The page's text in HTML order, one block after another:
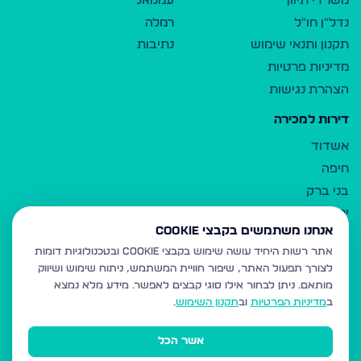
נדל"ן חו"ל
תקנון ותנאי שימוש
מדיניות פרטיות
הצהרת נגישות
רמלה
נתיבות
דירות למכירה
אשדוד
חיפה
בני ברק
ירושלים
אלעד
גבעת זאב
בית שמש
רכסים
מודיעין עילית
אנחנו משתמשים בקבצי Cookie
אתר רשות היחיד עושה שימוש בקבצי Cookie ובטכנולוגיות דומות
לצורך תפעול האתר, שיפור חוויית המשתמש, ניתוח שימוש ושיווק
מותאם. ניתן לבחור אילו סוגי קבצים לאפשר. מידע מלא נמצא
במדיניות הפרטיות ובתקנון השימוש.
אשר הכל